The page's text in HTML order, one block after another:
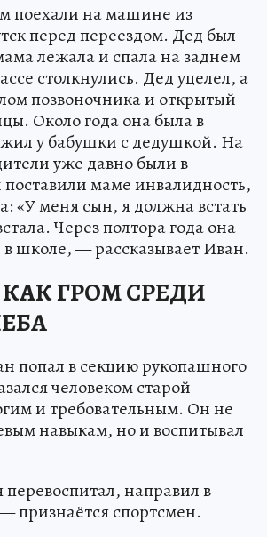
поехали на машине из
перед переездом. Дед был
лежала и спала на заднем
столкнулись. Дед уцелел, а
позвоночника и открытый
Около года она была в
у бабушки с дедушкой. На
уже давно были в
маме инвалидность,
«У меня сын, я должна встать
Через полтора года она
в школе, — рассказывает Иван.
ГРОМ СРЕДИ
попал в секцию рукопашного
человеком старой
и требовательным. Он не
навыкам, но и воспитывал
направил в
признаётся спортсмен.